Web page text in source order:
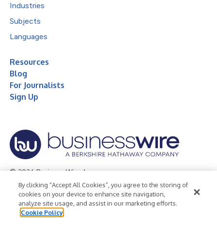
Industries
Subjects
Languages
Resources
Blog
For Journalists
Sign Up
© 2026 Business Wire, Inc.
Privacy Policy Cookie Policy
Accessibility Statement
Terms of Use
Legal
By clicking “Accept All Cookies”, you agree to the storing of
cookies on your device to enhance site navigation,
analyze site usage, and assist in our marketing efforts.
Cookie Policy